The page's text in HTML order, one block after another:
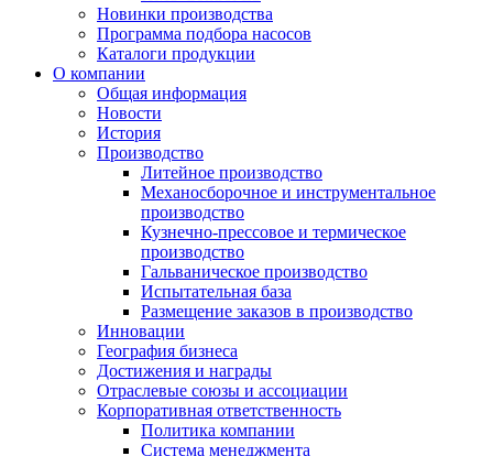
Новинки производства
Программа подбора насосов
Каталоги продукции
О компании
Общая информация
Новости
История
Производство
Литейное производство
Механосборочное и инструментальное
производство
Кузнечно-прессовое и термическое
производство
Гальваническое производство
Испытательная база
Размещение заказов в производство
Инновации
География бизнеса
Достижения и награды
Отраслевые союзы и ассоциации
Корпоративная ответственность
Политика компании
Система менеджмента